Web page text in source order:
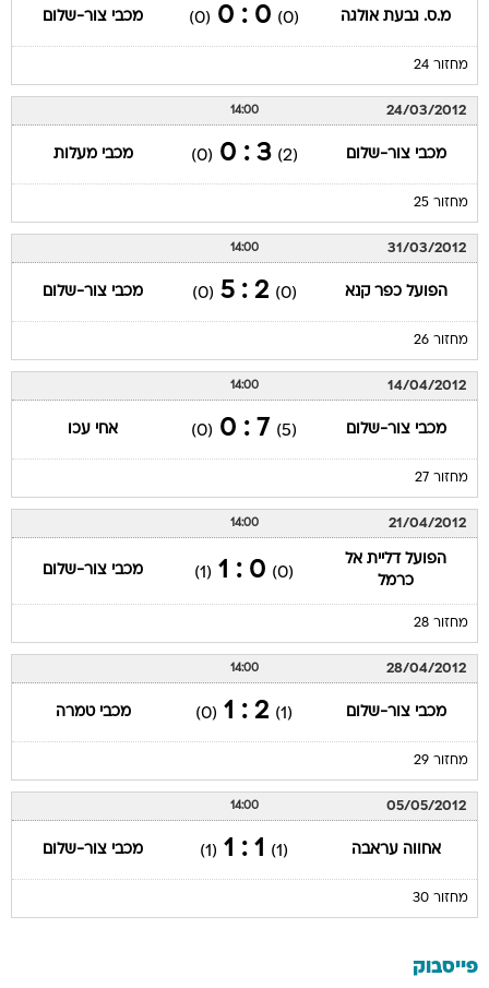
מ.ס. גבעת אולגה (0)
0 : 0
(0) מכבי צור-שלום
מחזור 24
24/03/2012
14:00
מכבי צור-שלום (2)
3 : 0
(0) מכבי מעלות
מחזור 25
31/03/2012
14:00
הפועל כפר קנא (0)
2 : 5
(0) מכבי צור-שלום
מחזור 26
14/04/2012
14:00
מכבי צור-שלום (5)
7 : 0
(0) אחי עכו
מחזור 27
21/04/2012
14:00
הפועל דליית אל
כרמל
(0)
0 : 1
(1) מכבי צור-שלום
מחזור 28
28/04/2012
14:00
מכבי צור-שלום (1)
2 : 1
(0) מכבי טמרה
מחזור 29
05/05/2012
14:00
אחווה עראבה (1)
1 : 1
(1) מכבי צור-שלום
מחזור 30
פייסבוק